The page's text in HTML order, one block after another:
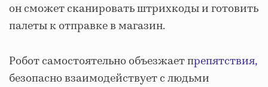
он сможет сканировать штрихкоды и готовить
палеты к отправке в магазин.
Робот самостоятельно объезжает препятствия,
безопасно взаимодействует с людьми